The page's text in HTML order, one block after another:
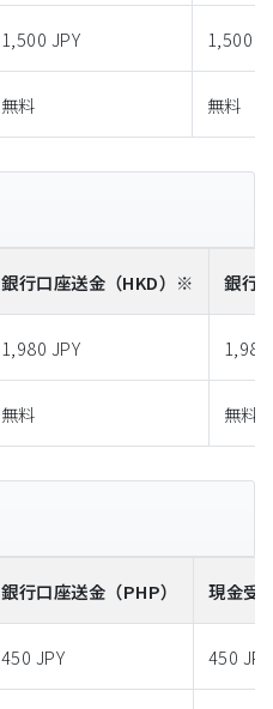
1,500 JPY 1,500
無料 無料
銀行口座送金 （HKD）※ 銀行
1,980 JPY 1,980
無料 無料
銀行口座送金 （PHP） 現金受
450 JPY 450 JPY